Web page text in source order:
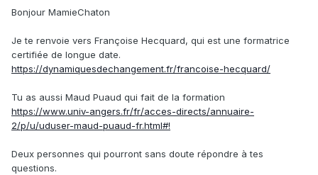
Bonjour MamieChaton
Je te renvoie vers Françoise Hecquard, qui est une formatrice
certifiée de longue date.
https://dynamiquesdechangement.fr/francoise-hecquard/
Tu as aussi Maud Puaud qui fait de la formation
https://www.univ-angers.fr/fr/acces-directs/annuaire-
2/p/u/uduser-maud-puaud-fr.html#!
Deux personnes qui pourront sans doute répondre à tes
questions.